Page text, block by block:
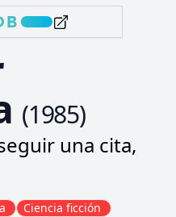
(1985)
una cita,
Ciencia ficción